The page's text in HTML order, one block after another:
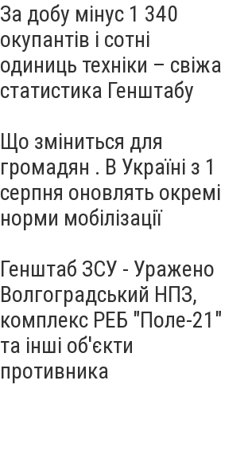
За добу мінус 1 340
окупантів і сотні
одиниць техніки – свіжа
статистика Генштабу
Що зміниться для
громадян . В Україні з 1
серпня оновлять окремі
норми мобілізації
Генштаб ЗСУ - Уражено
Волгоградський НПЗ,
комплекс РЕБ "Поле-21"
та інші об'єкти
противника